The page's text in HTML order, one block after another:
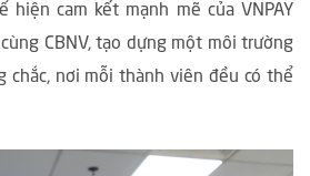
hiện cam kết mạnh mẽ của VNPAY
CBNV, tạo dựng một môi trường
chắc, nơi mỗi thành viên đều có thể